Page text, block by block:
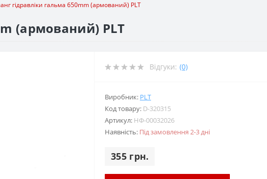
гідравліки гальма 650mm (армований) PLT
(армований) PLT
Відгуки: (0)
Виробник: PLT
Код товару: D-320315
Артикул: НФ-00032026
Наявність: Під замовлення 2-3 дні
355 грн.